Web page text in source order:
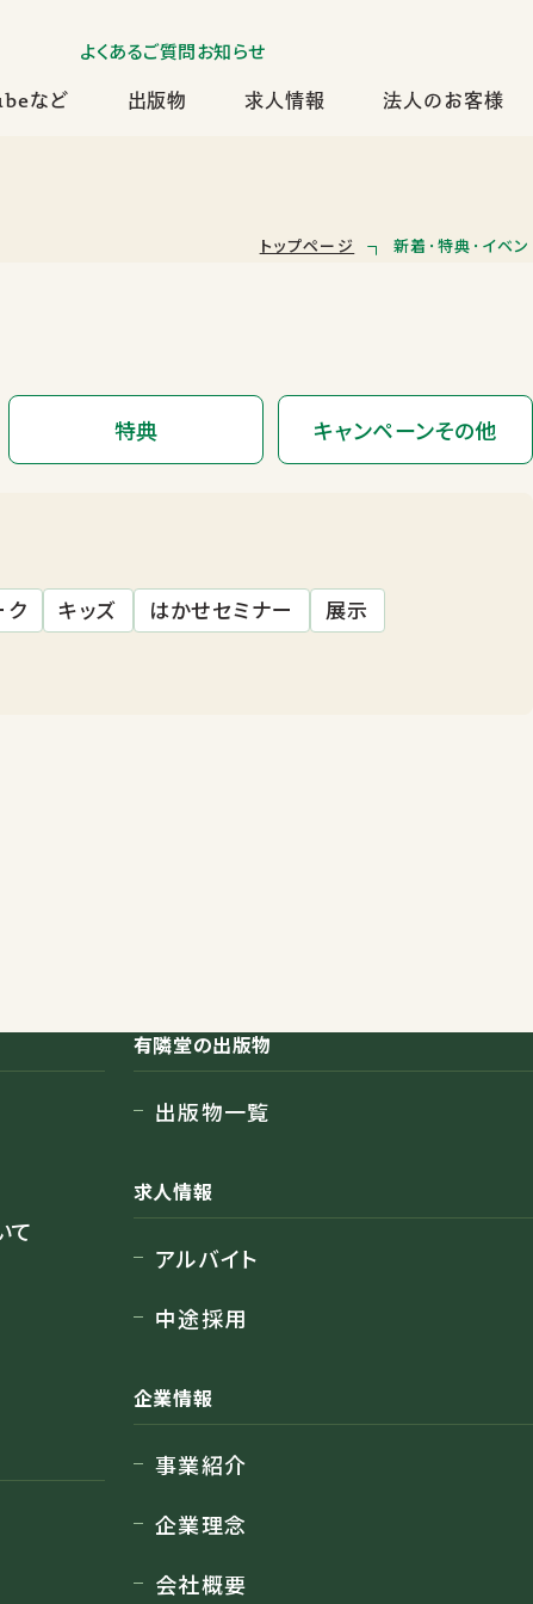
よくあるご質問お知らせ
など 出版物 求人情報 法人のお客様
トップページ 新着･特典･イベン
特典 キャンペーンその他
ク キッズ はかせセミナー
展示
て
有隣堂の出版物
出版物一覧
求人情報
アルバイト
中途採用
企業情報
事業紹介
企業理念
会社概要